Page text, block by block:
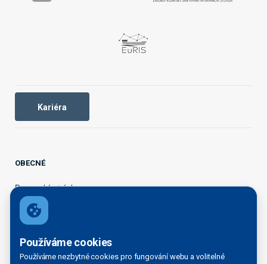
Používáme cookies
Používáme nezbytné cookies pro fungování webu a volitelné
Kariéra
OBECNÉ
Domovská stránka
Organizační struktura
Kontakty